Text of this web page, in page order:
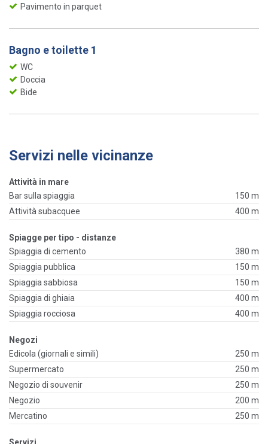
Pavimento in parquet
Bagno e toilette 1
WC
Doccia
Bide
Servizi nelle vicinanze
Attività in mare
Bar sulla spiaggia
150 m
Attività subacquee
400 m
Spiagge per tipo - distanze
Spiaggia di cemento
380 m
Spiaggia pubblica
150 m
Spiaggia sabbiosa
150 m
Spiaggia di ghiaia
400 m
Spiaggia rocciosa
400 m
Negozi
Edicola (giornali e simili)
250 m
Supermercato
250 m
Negozio di souvenir
250 m
Negozio
200 m
Mercatino
250 m